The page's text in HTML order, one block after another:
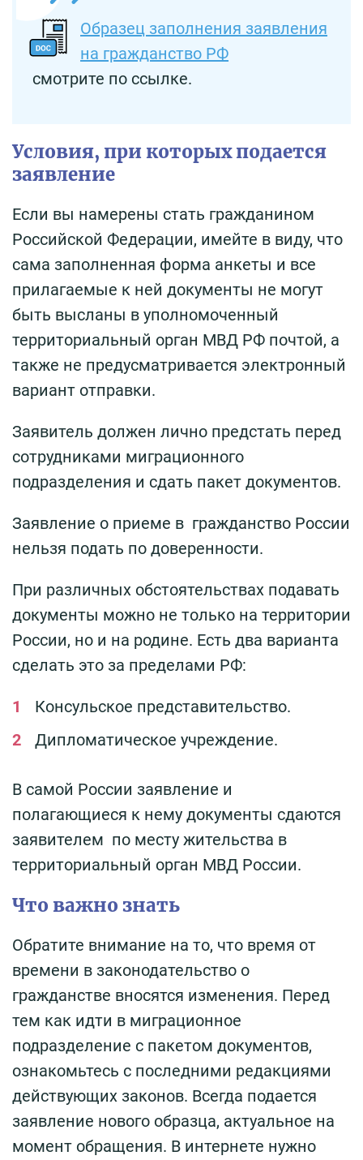
Образец заполнения заявления
на гражданство РФ
смотрите по ссылке.
Условия, при которых подается
заявление
Если вы намерены стать гражданином
Российской Федерации, имейте в виду, что
сама заполненная форма анкеты и все
прилагаемые к ней документы не могут
быть высланы в уполномоченный
территориальный орган МВД РФ почтой, а
также не предусматривается электронный
вариант отправки.
Заявитель должен лично предстать перед
сотрудниками миграционного
подразделения и сдать пакет документов.
Заявление о приеме в гражданство России
нельзя подать по доверенности.
При различных обстоятельствах подавать
документы можно не только на территории
России, но и на родине. Есть два варианта
сделать это за пределами РФ:
Консульское представительство.
Дипломатическое учреждение.
В самой России заявление и
полагающиеся к нему документы сдаются
заявителем по месту жительства в
территориальный орган МВД России.
Что важно знать
Обратите внимание на то, что время от
времени в законодательство о
гражданстве вносятся изменения. Перед
тем как идти в миграционное
подразделение с пакетом документов,
ознакомьтесь с последними редакциями
действующих законов. Всегда подается
заявление нового образца, актуальное на
момент обращения. В интернете нужно